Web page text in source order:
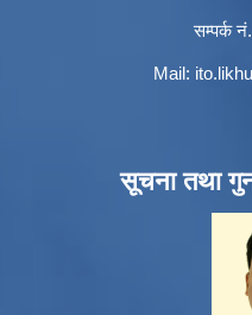
सम्पर्क
Mail:
सूचना तथा